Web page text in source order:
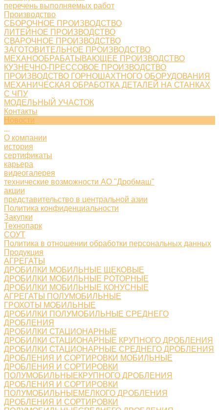
перечень выполняемых работ
Производство
СБОРОЧНОЕ ПРОИЗВОДСТВО
ЛИТЕЙНОЕ ПРОИЗВОДСТВО
СВАРОЧНОЕ ПРОИЗВОДСТВО
ЗАГОТОВИТЕЛЬНОЕ ПРОИЗВОДСТВО
МЕХАНООБРАБАТЫВАЮЩЕЕ ПРОИЗВОДСТВО
КУЗНЕЧНО-ПРЕССОВОЕ ПРОИЗВОДСТВО
ПРОИЗВОДСТВО ГОРНОШАХТНОГО ОБОРУДОВАНИЯ
МЕХАНИЧЕСКАЯ ОБРАБОТКА ДЕТАЛЕЙ НА СТАНКАХ
С ЧПУ
МОДЕЛЬНЫЙ УЧАСТОК
Контакты
Новости
...
О компании
история
сертификаты
карьера
видеогалерея
технические возможности АО "Дробмаш"
акции
представительство в центральной азии
Политика конфиденциальности
Закупки
Технопарк
СОУТ
Политика в отношении обработки персональных данных
Продукция
АГРЕГАТЫ
ДРОБИЛКИ МОБИЛЬНЫЕ ЩЕКОВЫЕ
ДРОБИЛКИ МОБИЛЬНЫЕ РОТОРНЫЕ
ДРОБИЛКИ МОБИЛЬНЫЕ КОНУСНЫЕ
АГРЕГАТЫ ПОЛУМОБИЛЬНЫЕ
ГРОХОТЫ МОБИЛЬНЫЕ
ДРОБИЛКИ ПОЛУМОБИЛЬНЫЕ СРЕДНЕГО
ДРОБЛЕНИЯ
ДРОБИЛКИ СТАЦИОНАРНЫЕ
ДРОБИЛКИ СТАЦИОНАРНЫЕ КРУПНОГО ДРОБЛЕНИЯ
ДРОБИЛКИ СТАЦИОНАРНЫЕ СРЕДНЕГО ДРОБЛЕНИЯ
ДРОБЛЕНИЯ И СОРТИРОВКИ МОБИЛЬНЫЕ
ДРОБЛЕНИЯ И СОРТИРОВКИ
ПОЛУМОБИЛЬНЫЕКРУПНОГО ДРОБЛЕНИЯ
ДРОБЛЕНИЯ И СОРТИРОВКИ
ПОЛУМОБИЛЬНЫЕМЕЛКОГО ДРОБЛЕНИЯ
ДРОБЛЕНИЯ И СОРТИРОВКИ